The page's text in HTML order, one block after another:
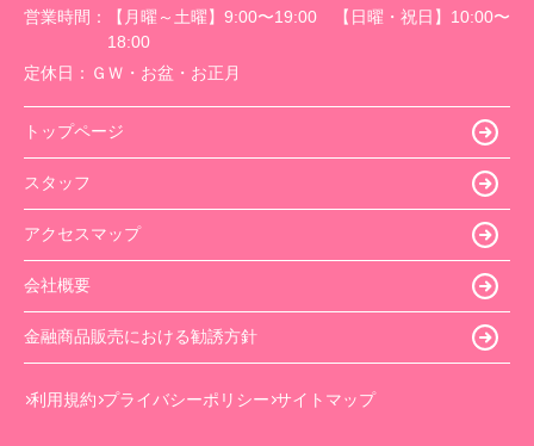
営業時間：
【月曜～土曜】9:00〜19:00 【日曜・祝日】10:00〜
18:00
定休日： ＧＷ・お盆・お正月
トップページ
スタッフ
アクセスマップ
会社概要
金融商品販売における勧誘方針
利用規約 プライバシーポリシー サイトマップ